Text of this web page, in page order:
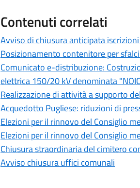
Contenuti correlati
Avviso di chiusura anticipata
Posizionamento contenitore per
Comunicato e-distribuzione:
elettrica 150/20 kV denominata
Realizzazione di attività a supporto
Acquedotto Pugliese: riduzioni di
Elezioni per il rinnovo del Consiglio
Elezioni per il rinnovo del Consiglio
Chiusura straordinaria del cimitero
Avviso chiusura uffici comunali